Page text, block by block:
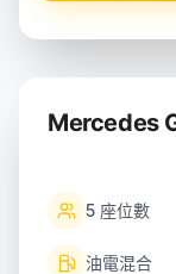
Mercedes
5 座位數
油電混合